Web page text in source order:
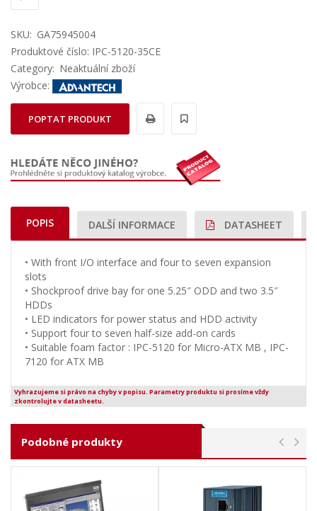
SKU: GA75945004
Produktové číslo: IPC-5120-35CE
Category: Neaktuální zboží
Výrobce:
POPTAT PRODUKT
POPIS DALŠÍ INFORMACE DATASHEET
• With front I/O interface and four to seven expansion
slots
• Shockproof drive bay for one 5.25″ ODD and two 3.5″
HDDs
• LED indicators for power status and HDD activity
• Support four to seven half-size add-on cards
• Suitable foam factor : IPC-5120 for Micro-ATX MB , IPC-
7120 for ATX MB
Vyhrazujeme si právo na chyby v popisu. Parametry produktu si prosíme vždy
zkontrolujte v datasheetu.
Podobné produkty